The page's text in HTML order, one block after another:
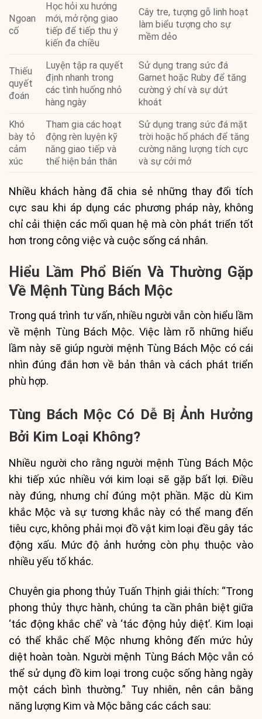
Ngoan
cố
Học hỏi xu hướng
mới, mở rộng giao
tiếp để tiếp thu ý
kiến đa chiều
Cây tre, tượng gỗ linh hoạt
làm biểu tượng cho sự
mềm dẻo
Thiếu
quyết
đoán
Luyện tập ra quyết
định nhanh trong
các tình huống nhỏ
hàng ngày
Sử dụng trang sức đá
Garnet hoặc Ruby để tăng
cường ý chí và sự dứt
khoát
Khó
bày tỏ
cảm
xúc
Tham gia các hoạt
động rèn luyện kỹ
năng giao tiếp và
thể hiện bản thân
Sử dụng trang sức đá mặt
trời hoặc hổ phách để tăng
cường năng lượng tích cực
và sự cởi mở
Nhiều khách hàng đã chia sẻ những thay đổi tích
cực sau khi áp dụng các phương pháp này, không
chỉ cải thiện các mối quan hệ mà còn phát triển tốt
hơn trong công việc và cuộc sống cá nhân.
Hiểu Lầm Phổ Biến Và Thường Gặp
Về Mệnh Tùng Bách Mộc
Trong quá trình tư vấn, nhiều người vẫn còn hiểu lầm
về mệnh Tùng Bách Mộc. Việc làm rõ những hiểu
lầm này sẽ giúp người mệnh Tùng Bách Mộc có cái
nhìn đúng đắn hơn về bản thân và cách phát triển
phù hợp.
Tùng Bách Mộc Có Dễ Bị Ảnh Hưởng
Bởi Kim Loại Không?
Nhiều người cho rằng người mệnh Tùng Bách Mộc
khi tiếp xúc nhiều với kim loại sẽ gặp bất lợi. Điều
này đúng, nhưng chỉ đúng một phần. Mặc dù Kim
khắc Mộc và sự tương khắc này có thể mang đến
tiêu cực, không phải mọi đồ vật kim loại đều gây tác
động xấu. Mức độ ảnh hưởng còn phụ thuộc vào
nhiều yếu tố khác.
Chuyên gia phong thủy Tuấn Thịnh giải thích: “Trong
phong thủy thực hành, chúng ta cần phân biệt giữa
‘tác động khắc chế’ và ‘tác động hủy diệt’. Kim loại
có thể khắc chế Mộc nhưng không đến mức hủy
diệt hoàn toàn. Người mệnh Tùng Bách Mộc vẫn có
thể sử dụng đồ kim loại trong cuộc sống hàng ngày
một cách bình thường.” Tuy nhiên, nên cân bằng
năng lượng Kim và Mộc bằng các cách sau: